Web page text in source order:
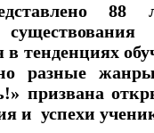
88
в тенденциях
разные
призвана
и успехи